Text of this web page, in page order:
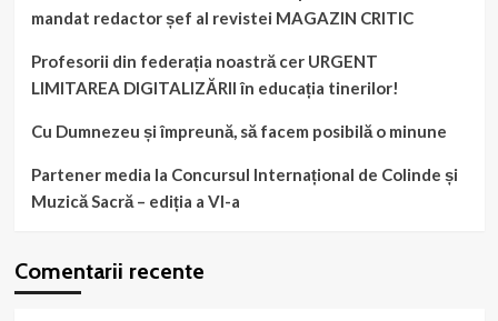
mandat redactor șef al revistei MAGAZIN CRITIC
Profesorii din federația noastră cer URGENT
LIMITAREA DIGITALIZĂRII în educația tinerilor!
Cu Dumnezeu și împreună, să facem posibilă o minune
Partener media la Concursul Internațional de Colinde și
Muzică Sacră – ediția a VI-a
Comentarii recente